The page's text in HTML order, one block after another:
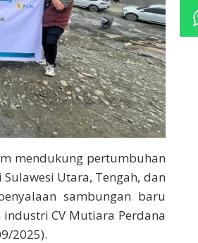
mendukung pertumbuhan
Utara, Tengah, dan
sambungan baru
CV Mutiara Perdana
2025).